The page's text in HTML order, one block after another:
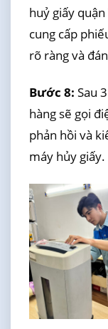
huỷ giấy
cung cấp
rõ ràng và
Bước 8: Sau
hàng sẽ gọi
phản hồi và
máy hủy giấy.